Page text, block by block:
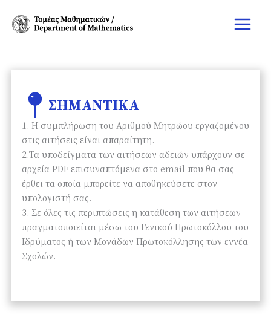
στο
περιεχόμενο
Menu
ΣΗΜΑΝΤΙΚΑ
1. Η συμπλήρωση του Αριθμού Μητρώου εργαζομένου
στις αιτήσεις είναι απαραίτητη.
2.Τα υποδείγματα των αιτήσεων αδειών υπάρχουν σε
αρχεία PDF επισυναπτόμενα στο email που θα σας
έρθει τα οποία μπορείτε να αποθηκεύσετε στον
υπολογιστή σας.
3. Σε όλες τις περιπτώσεις η κατάθεση των αιτήσεων
πραγματοποιείται μέσω του Γενικού Πρωτοκόλλου του
Ιδρύματος ή των Μονάδων Πρωτοκόλλησης των εννέα
Σχολών.